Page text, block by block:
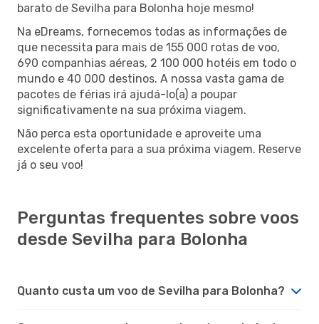
barato de Sevilha para Bolonha hoje mesmo!
Na eDreams, fornecemos todas as informações de
que necessita para mais de 155 000 rotas de voo,
690 companhias aéreas, 2 100 000 hotéis em todo o
mundo e 40 000 destinos. A nossa vasta gama de
pacotes de férias irá ajudá-lo(a) a poupar
significativamente na sua próxima viagem.
Não perca esta oportunidade e aproveite uma
excelente oferta para a sua próxima viagem. Reserve
já o seu voo!
Perguntas frequentes sobre voos
desde Sevilha para Bolonha
Quanto custa um voo de Sevilha para Bolonha?